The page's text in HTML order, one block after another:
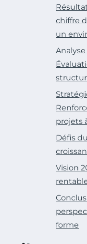
chiffre
un
projets
Défis
Vision
forme